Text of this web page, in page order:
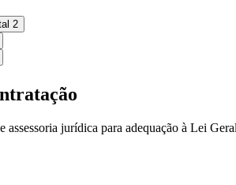
2
assessoria jurídica para adequação à Lei